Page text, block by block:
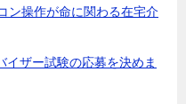
ン操作が命に関わる在宅介
イザー試験の応募を決めま